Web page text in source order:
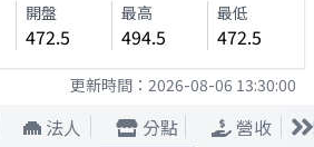
開盤
472.5
最高
494.5
最低
472.5
更新時間： 2026-08-06 13:30:00
法人 分點 營收